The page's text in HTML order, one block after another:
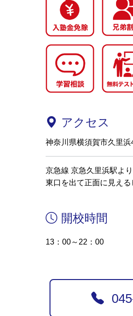
アクセス
神奈川県横須賀市久里
京急線 京急久里浜駅よ
東口を出て正面に見える
開校時間
13：00～22：00